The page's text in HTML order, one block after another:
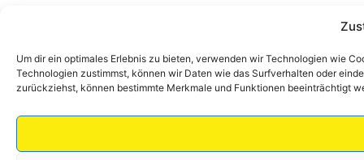
Um dir ein optimales Erlebnis zu bieten, verwenden wir Technologien wie
Technologien zustimmst, können wir Daten wie das Surfverhalten oder
zurückziehst, können bestimmte Merkmale und Funktionen beeinträchtigt